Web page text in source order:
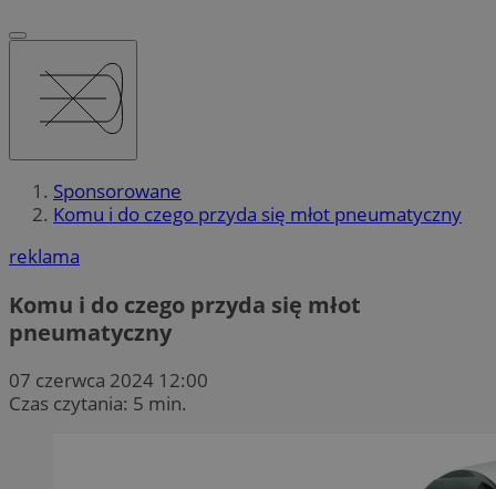
Sponsorowane
Komu i do czego przyda się młot pneumatyczny
reklama
Komu i do czego przyda się młot
pneumatyczny
07 czerwca 2024 12:00
Czas czytania: 5 min.